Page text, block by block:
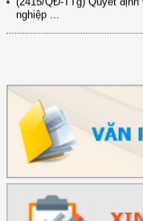
nghiệp ...